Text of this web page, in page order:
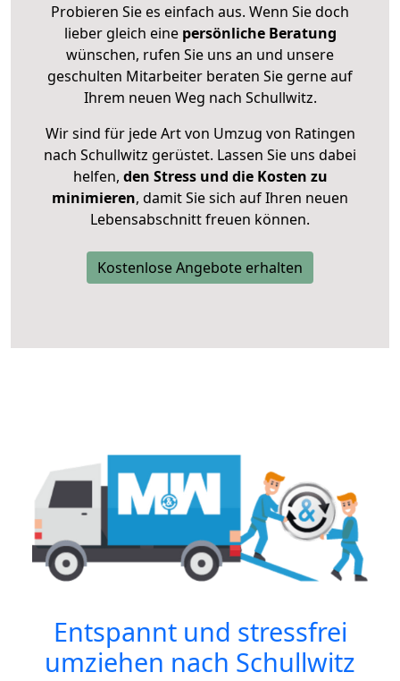
Probieren Sie es einfach aus. Wenn Sie doch
lieber gleich eine persönliche Beratung
wünschen, rufen Sie uns an und unsere
geschulten Mitarbeiter beraten Sie gerne auf
Ihrem neuen Weg nach Schullwitz.
Wir sind für jede Art von Umzug von Ratingen
nach Schullwitz gerüstet. Lassen Sie uns dabei
helfen, den Stress und die Kosten zu
minimieren, damit Sie sich auf Ihren neuen
Lebensabschnitt freuen können.
Kostenlose Angebote erhalten
Entspannt und stressfrei
umziehen nach Schullwitz